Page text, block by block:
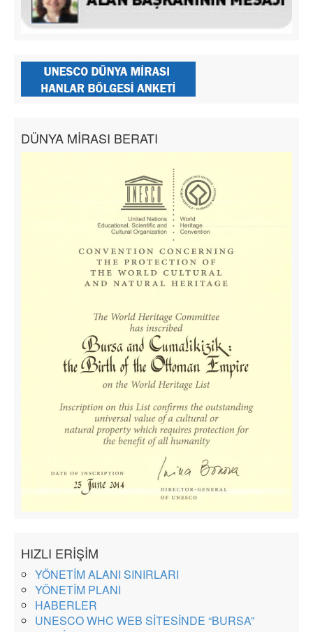
DÜNYA MİRASI BERATI
HIZLI ERİŞİM
YÖNETİM ALANI SINIRLARI
YÖNETİM PLANI
HABERLER
UNESCO WHC WEB SİTESİNDE “BURSA”